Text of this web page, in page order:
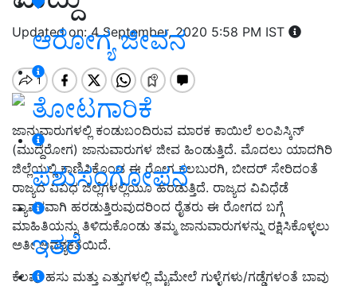
ಆರೋಗ್ಯ ಜೀವನ
ತೋಟಗಾರಿಕೆ
ಪಶುಸಂಗೋಪನೆ
ಇತರೆ
Updated on: 4 September, 2020 5:58 PM IST
ಜಾನುವಾರುಗಳಲ್ಲಿ ಕಂಡುಬಂದಿರುವ ಮಾರಕ ಕಾಯಿಲೆ ಲಂಪಿಸ್ಕಿನ್
(ಮುದ್ದೆರೋಗ) ಜಾನುವಾರುಗಳ ಜೀವ ಹಿಂಡುತ್ತಿದೆ. ಮೊದಲು ಯಾದಗಿರಿ
ಜಿಲ್ಲೆಯಲ್ಲಿ ಕಾಣಿಸಿಕೊಂಡ ಈ ರೋಗ ಕಲಬುರಗಿ, ಬೀದರ್ ಸೇರಿದಂತೆ
ರಾಜ್ಯದ ವಿವಿಧ ಜಿಲ್ಲೆಗಳಲ್ಲಿಯೂ ಹರಡುತ್ತಿದೆ. ರಾಜ್ಯದ ವಿವಿಧೆಡೆ
ವ್ಯಾಪಕವಾಗಿ ಹರಡುತ್ತಿರುವುದರಿಂದ ರೈತರು ಈ ರೋಗದ ಬಗ್ಗೆ
ಮಾಹಿತಿಯನ್ನು ತಿಳಿದುಕೊಂಡು ತಮ್ಮ ಜಾನುವಾರುಗಳನ್ನು ರಕ್ಷಿಸಿಕೊಳ್ಳಲು
ಅತೀ ಅವಶ್ಯಕತೆಯಿದೆ.
ಕೆಲವು ಹಸು ಮತ್ತು ಎತ್ತುಗಳಲ್ಲಿ ಮೈಮೇಲೆ ಗುಳ್ಳೆಗಳು/ಗಡ್ಡೆಗಳಂತೆ ಬಾವು